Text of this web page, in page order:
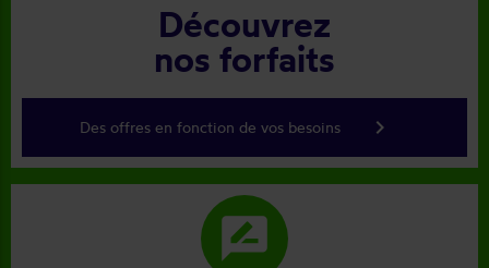
Découvrez
nos forfaits
Des offres en fonction de vos besoins keyboard_arrow_right
rate_review